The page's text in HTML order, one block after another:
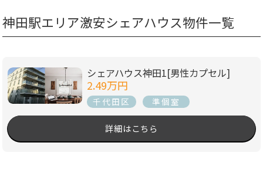
神田駅エリア激安シェアハウス物件一覧
シェアハウス神田1[男性カプセル]
2.49万円
千代田区 準個室
詳細はこちら